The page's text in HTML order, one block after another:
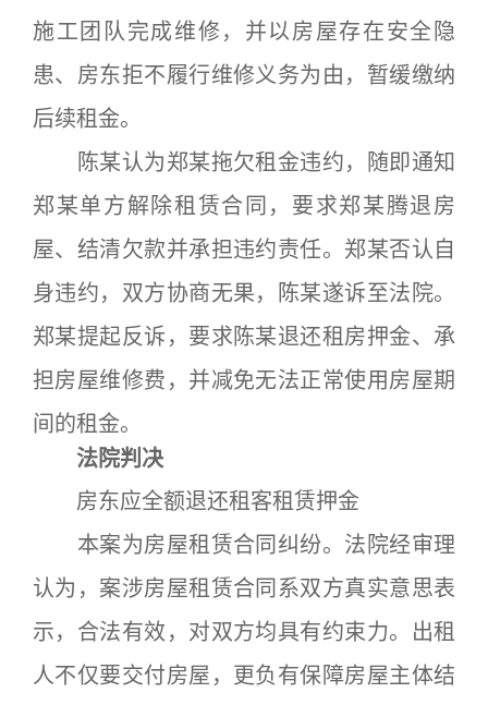
施工团队完成维修，并以房屋存在安全隐
患、房东拒不履行维修义务为由，暂缓缴纳
后续租金。
陈某认为郑某拖欠租金违约，随即通知
郑某单方解除租赁合同，要求郑某腾退房
屋、结清欠款并承担违约责任。郑某否认自
身违约，双方协商无果，陈某遂诉至法院。
郑某提起反诉，要求陈某退还租房押金、承
担房屋维修费，并减免无法正常使用房屋期
间的租金。
法院判决
房东应全额退还租客租赁押金
本案为房屋租赁合同纠纷。法院经审理
认为，案涉房屋租赁合同系双方真实意思表
示，合法有效，对双方均具有约束力。出租
人不仅要交付房屋，更负有保障房屋主体结